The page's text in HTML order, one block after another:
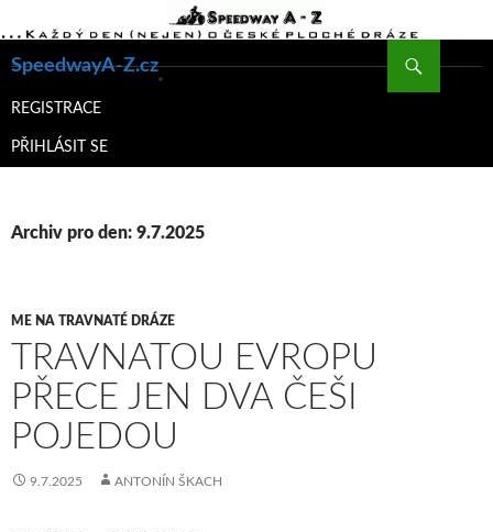
SpeedwayA-Z.cz
K
WEBU
REGISTRACE
PŘIHLÁSIT SE
Archiv pro den: 9.7.2025
ME NA TRAVNATÉ DRÁZE
TRAVNATOU EVROPU
PŘECE JEN DVA ČEŠI
POJEDOU
9.7.2025 ANTONÍN ŠKACH